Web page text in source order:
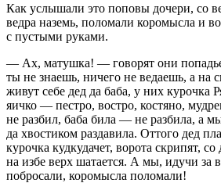
Как услышали это поповы дочери, со
ведра наземь, поломали коромысла и
с пустыми руками.
— Ах, матушка! — говорят они
ты не знаешь, ничего не ведаешь, а на
живут себе дед да баба, у них курочка
яичко — пестро, востро, костяно,
не разбил, баба била — не разбила, а
да хвостиком раздавила. Оттого дед
курочка кудкудачет, ворота скрипят,
на избе верх шатается. А мы, идучи за
побросали, коромысла поломали!